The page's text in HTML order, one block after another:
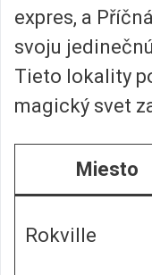
expres, a
svoju
Tieto lokality
magický svet
Miesto
Rokville